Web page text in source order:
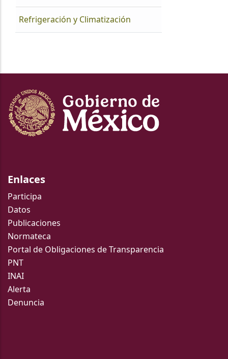
Refrigeración y Climatización
Enlaces
Participa
Datos
Publicaciones
Normateca
Portal de Obligaciones de Transparencia
PNT
INAI
Alerta
Denuncia